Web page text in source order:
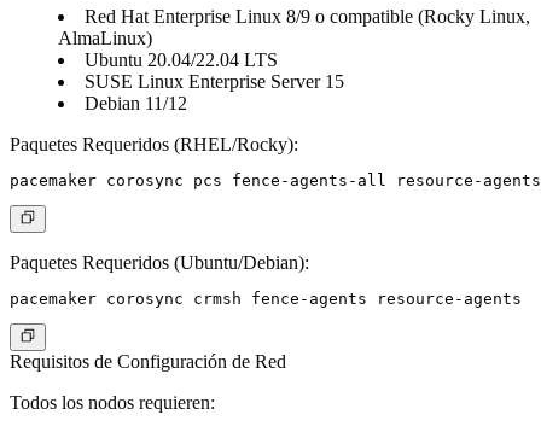
Red Hat Enterprise Linux 8/9 o compatible (Rocky Linux,
AlmaLinux)
Ubuntu 20.04/22.04 LTS
SUSE Linux Enterprise Server 15
Debian 11/12
Paquetes Requeridos (RHEL/Rocky):
Paquetes Requeridos (Ubuntu/Debian):
Requisitos de Configuración de Red
Todos los nodos requieren: